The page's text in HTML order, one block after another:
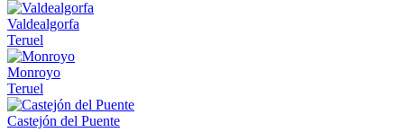
Valdealgorfa
Teruel
Monroyo
Teruel
Castejón del Puente